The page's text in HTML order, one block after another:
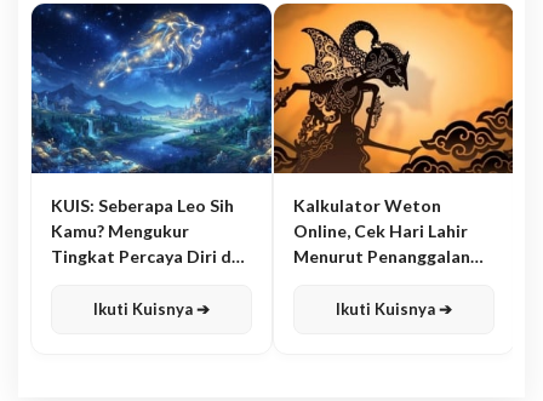
KUIS: Seberapa Leo Sih
Kamu? Mengukur
Tingkat Percaya Diri dan
Ikuti Kuisnya ➔
Kalkulator Weton
Online, Cek Hari Lahir
Menurut Penanggalan
Ikuti Kuisnya ➔